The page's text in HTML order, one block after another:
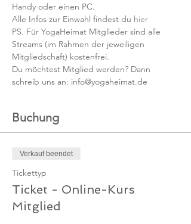
Handy oder einen PC.
Alle Infos zur Einwahl findest du hier
PS. Für YogaHeimat Mitglieder sind alle
Streams (im Rahmen der jeweiligen
Mitgliedschaft) kostenfrei.
Du möchtest Mitglied werden? Dann
schreib uns an: info@yogaheimat.de
Buchung
Verkauf beendet
Tickettyp
Ticket - Online-Kurs
Mitglied